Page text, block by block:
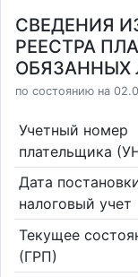
СВЕДЕНИЯ
РЕЕСТРА
ОБЯЗАННЫХ
по состоянию на
Учетный номер
плательщика
Дата
налоговый учет
Текущее
(ГРП)